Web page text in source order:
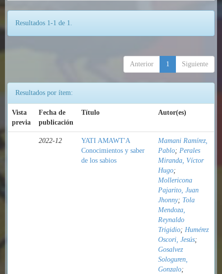
Resultados 1-1 de 1.
Anterior 1 Siguiente
Resultados por ítem:
Vista
previa
Fecha de
publicación
Título Autor(es)
2022-12
YATI AMAWT'A
Conocimientos y saber
de los sabios
Mamani Ramírez,
Pablo; Perales
Miranda, Víctor
Hugo;
Mollericona
Pajarito, Juan
Jhonny; Tola
Mendoza,
Reynaldo
Trigidio; Humérez
Oscori, Jesús;
Gosalvez
Sologuren,
Gonzalo;